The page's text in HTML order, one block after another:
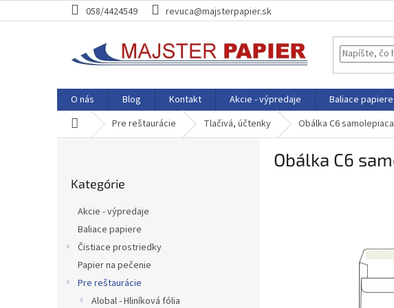
na
058/4424549 revuca@majsterpapier.sk
O nás Blog Kontakt Akcie - výpredaje Baliace papiere
DomovPre reštaurácie Tlačivá, účtenky Obálka C6
kategórie
Kategórie
Akcie - výpredaje
Baliace papiere
Čistiace prostriedky
Papier na pečenie
Pre reštaurácie
Alobal - Hliníková fólia
Obálka C6